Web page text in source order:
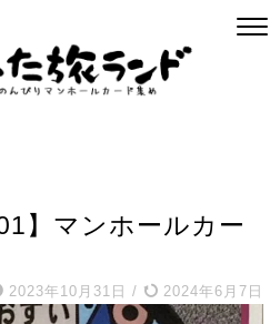
】マンホールカー
2023年10月31日 / 2024年6月7日